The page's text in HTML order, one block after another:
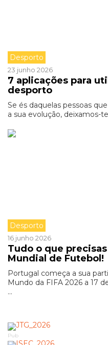
Desporto
23 junho 2026
7 aplicações para
desporto
Se és daquelas pessoas
a sua evolução, deixamos-
Desporto
16 junho 2026
Tudo o que
Mundial de Futebol!
Portugal começa a sua
Mundo da FIFA 2026 a 17
...
Pub